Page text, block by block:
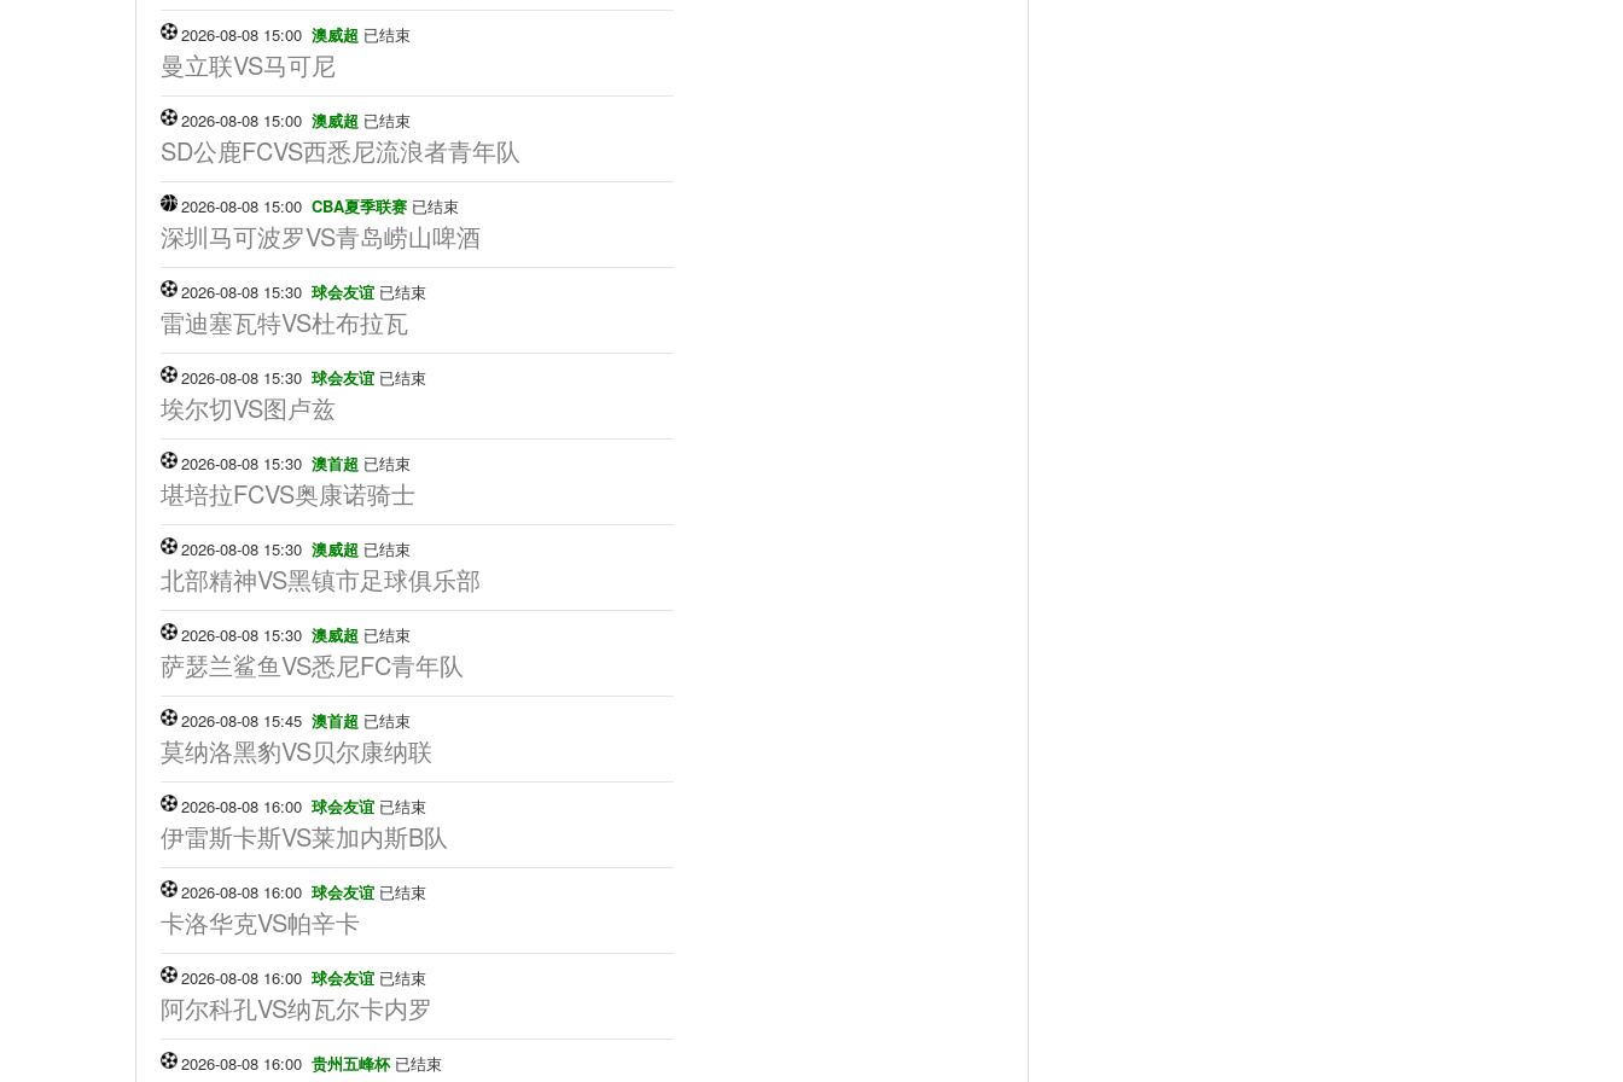
2026-08-08 15:00 澳威超 已结束
曼立联VS马可尼
2026-08-08 15:00 澳威超 已结束
SD公鹿FCVS西悉尼流浪者青年队
2026-08-08 15:00 CBA夏季联赛 已结束
深圳马可波罗VS青岛崂山啤酒
2026-08-08 15:30 球会友谊 已结束
雷迪塞瓦特VS杜布拉瓦
2026-08-08 15:30 球会友谊 已结束
埃尔切VS图卢兹
2026-08-08 15:30 澳首超 已结束
堪培拉FCVS奥康诺骑士
2026-08-08 15:30 澳威超 已结束
北部精神VS黑镇市足球俱乐部
2026-08-08 15:30 澳威超 已结束
萨瑟兰鲨鱼VS悉尼FC青年队
2026-08-08 15:45 澳首超 已结束
莫纳洛黑豹VS贝尔康纳联
2026-08-08 16:00 球会友谊 已结束
伊雷斯卡斯VS莱加内斯B队
2026-08-08 16:00 球会友谊 已结束
卡洛华克VS帕辛卡
2026-08-08 16:00 球会友谊 已结束
阿尔科孔VS纳瓦尔卡内罗
2026-08-08 16:00 贵州五峰杯已结束